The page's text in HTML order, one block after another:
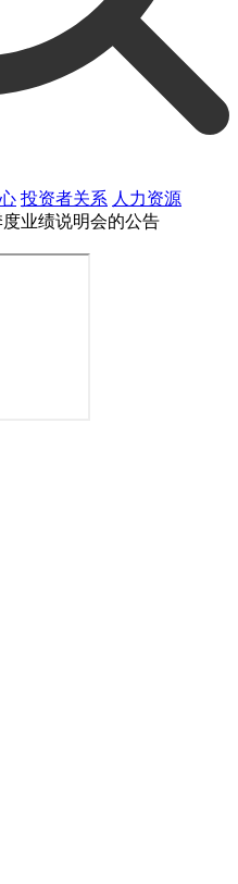
投资者关系 人力资源
度业绩说明会的公告